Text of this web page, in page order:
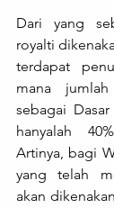
Dari yang
royalti
terdapat
mana
sebagai
hanyalah
Artinya, bagi
yang telah
akan